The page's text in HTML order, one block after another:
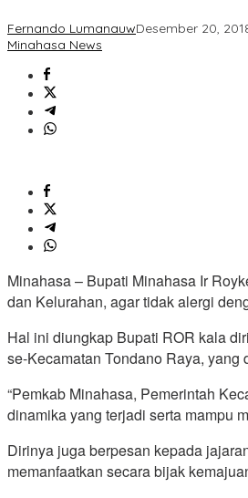
Fernando LumanauwDesember 20,
Minahasa News
Minahasa – Bupati Minahasa Ir
dan Kelurahan, agar tidak alergi
Hal ini diungkap Bupati ROR kala
se-Kecamatan Tondano Raya,
“Pemkab Minahasa, Pemerintah
dinamika yang terjadi serta mampu
Dirinya juga berpesan kepada
memanfaatkan secara bijak